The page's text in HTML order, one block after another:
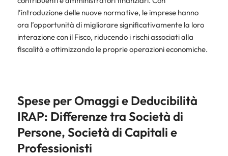
l’introduzione delle nuove normative, le imprese hanno
ora l’opportunità di migliorare significativamente la loro
interazione con il Fisco, riducendo i rischi associati alla
fiscalità e ottimizzando le proprie operazioni economiche.
Spese per Omaggi e Deducibilità
IRAP: Differenze tra Società di
Persone, Società di Capitali e
Professionisti